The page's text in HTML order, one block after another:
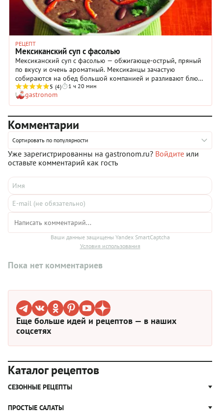
РЕЦЕПТ
Мексиканский суп с фасолью
Мексиканский суп с фасолью — обжигающе-острый, пряный
по вкусу и очень ароматный. Мексиканцы зачастую
собираются на обед большой компанией и разливают блюдо
в глубокие порционные тарелки с добавлением кинзы,
ломтиков спелого авокадо и колечек чили: трапеза
получается сытной и душевной. Приготовить густой
фасолевый суп очень просто, а если вас смущает долгий
процесс подготовки бобов, используйте консервированные
из банки — это решение сэкономит 10 часов времени. Ниже
мы описали подробно, как приготовить мексиканский суп с
фасолью.
5 (4) 1 ч 20 мин
gastronom
Комментарии
Сортировать по популярности
Уже зарегистрированны на gastronom.ru? Войдите или
оставьте комментарий как гость
Ваши данные защищены Yandex SmartCaptcha
Условия использования
Пока нет комментариев
Еще больше идей и рецептов — в наших
соцсетях
Каталог рецептов
СЕЗОННЫЕ РЕЦЕПТЫ
Рецепты из капусты
ПРОСТЫЕ САЛАТЫ